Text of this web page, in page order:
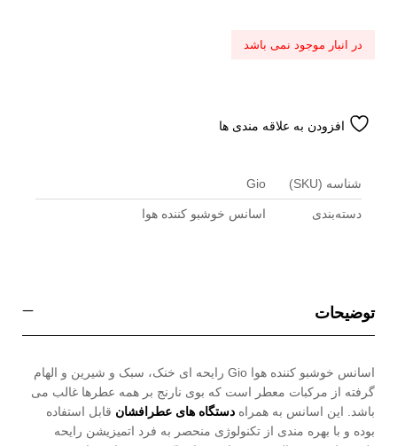
در انبار موجود نمی باشد
افزودن به علاقه مندی ها
شناسه (SKU) Gio
دسته‌بندی اسانس خوشبو کننده هوا
توضیحات
اسانس خوشبو کننده هوا Gio رایحه ای خنک، سبک و شیرین و الهام
گرفته از مرکبات معطر است که بوی نارنج بر همه عطرها غالب می
باشد. این اسانس به همراه دستگاه های عطرافشان قابل استفاده
بوده و با بهره مندی از تکنولوژی منحصر به فرد اتمیزیشن رایحه